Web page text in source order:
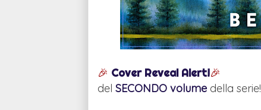
🎉 Cover Reveal Alert!🎉
del SECONDO volume della serie!